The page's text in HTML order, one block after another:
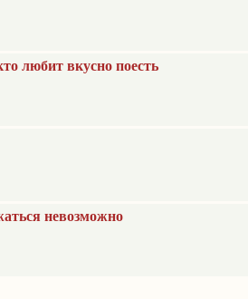
любит вкусно поесть
невозможно